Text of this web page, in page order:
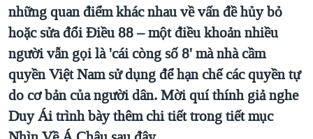
VĂN HOÁ
THỂ THAO
GIÁO DỤC
GROUND ZERO – XƯA VÀ NAY
CHI PHÍ CHIẾN TRANH AFGHANISTAN
CÁC GIÁ TRỊ CỘNG HÒA Ở VIỆT NAM
THƯỢNG ĐỈNH TRUMP-KIM TẠI VIỆT NAM
TRỊNH VĨNH BÌNH VS. CHÍNH PHỦ VIỆT NAM
Ngôn ngữ khác
những quan điểm khác nhau về vấn đề hủy bỏ
hoặc sửa đổi Điều 88 – một điều khoản nhiều
người vẫn gọi là 'cái còng số 8' mà nhà cầm
quyền Việt Nam sử dụng để hạn chế các quyền tự
do cơ bản của người dân. Mời quí thính giả nghe
Duy Ái trình bày thêm chi tiết trong tiết mục